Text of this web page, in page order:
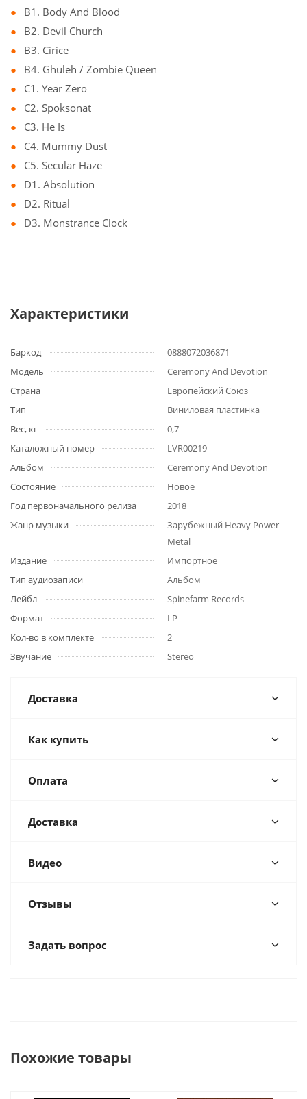
B1. Body And Blood
B2. Devil Church
B3. Cirice
B4. Ghuleh / Zombie Queen
C1. Year Zero
C2. Spoksonat
C3. He Is
C4. Mummy Dust
C5. Secular Haze
D1. Absolution
D2. Ritual
D3. Monstrance Clock
Характеристики
Баркод
0888072036871
Модель
Ceremony And Devotion
Страна
Европейский Союз
Тип
Виниловая пластинка
Вес, кг
0,7
Каталожный номер
LVR00219
Альбом
Ceremony And Devotion
Состояние
Новое
Год первоначального релиза
2018
Жанр музыки
Зарубежный Heavy Power
Metal
Издание
Импортное
Тип аудиозаписи
Альбом
Лейбл
Spinefarm Records
Формат
LP
Кол-во в комплекте
2
Звучание
Stereo
Доставка
Как купить
Оплата
Доставка
Видео
Отзывы
Задать вопрос
Похожие товары